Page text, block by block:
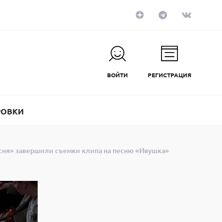
ВОЙТИ РЕГИСТРАЦИЯ
завершили съемки клипа на песню «Ивушка»